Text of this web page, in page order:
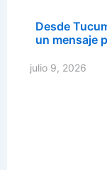
Desde
un mensaje
julio 9, 2026